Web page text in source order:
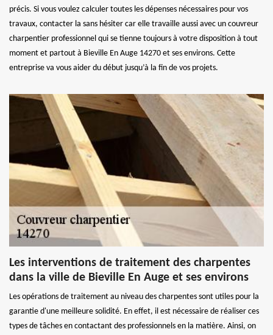
précis. Si vous voulez calculer toutes les dépenses nécessaires pour vos
travaux, contacter la sans hésiter car elle travaille aussi avec un couvreur
charpentier professionnel qui se tienne toujours à votre disposition à tout
moment et partout à Bieville En Auge 14270 et ses environs. Cette
entreprise va vous aider du début jusqu’à la fin de vos projets.
Les interventions de traitement des charpentes
dans la ville de Bieville En Auge et ses environs
Les opérations de traitement au niveau des charpentes sont utiles pour la
garantie d'une meilleure solidité. En effet, il est nécessaire de réaliser ces
types de tâches en contactant des professionnels en la matière. Ainsi, on